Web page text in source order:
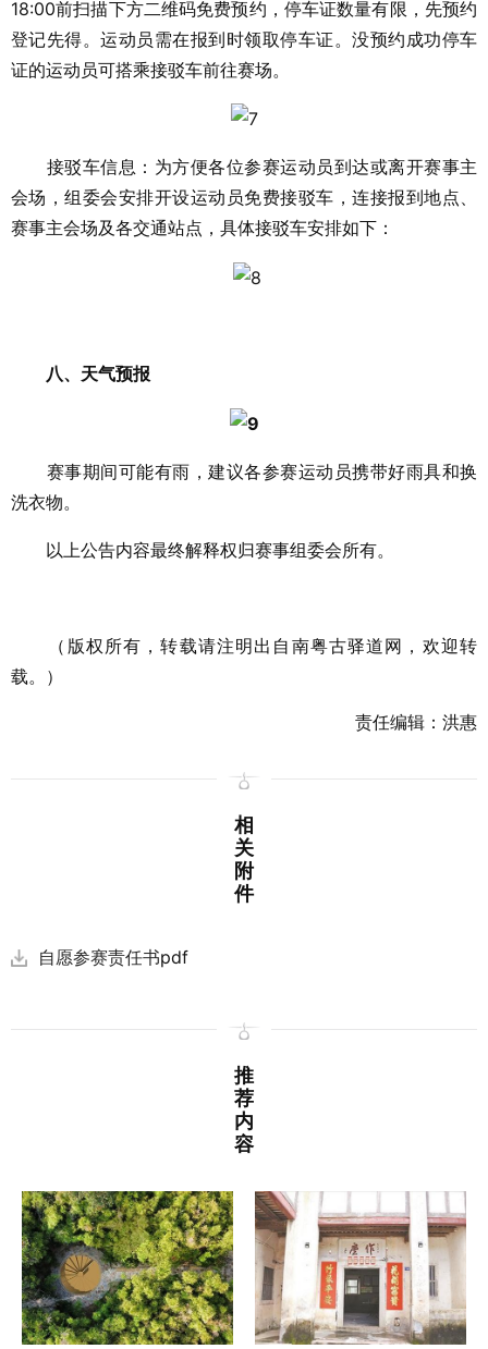
18:00前扫描下方二维码免费预约，停车证数量有限，先预约
登记先得。运动员需在报到时领取停车证。没预约成功停车
证的运动员可搭乘接驳车前往赛场。
接驳车信息：为方便各位参赛运动员到达或离开赛事主
会场，组委会安排开设运动员免费接驳车，连接报到地点、
赛事主会场及各交通站点，具体接驳车安排如下：
八、天气预报
赛事期间可能有雨，建议各参赛运动员携带好雨具和换
洗衣物。
以上公告内容最终解释权归赛事组委会所有。
（版权所有，转载请注明出自南粤古驿道网，欢迎转
载。）
责任编辑：洪惠
相
关
附
件
自愿参赛责任书pdf
推
荐
内
容